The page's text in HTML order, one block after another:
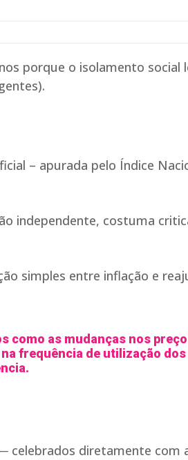
porque o isolamento social
– apurada pelo Índice
independente, costuma
simples entre inflação e
como as mudanças nos
frequência de utilização
celebrados diretamente com